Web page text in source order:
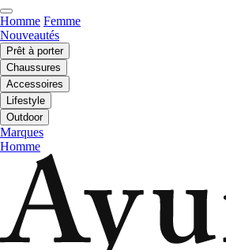
Homme Femme
Nouveautés
Prêt à porter
Chaussures
Accessoires
Lifestyle
Outdoor
Marques
Homme